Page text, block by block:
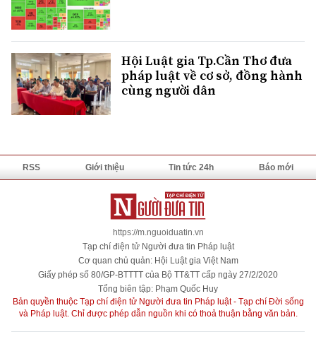
Hội Luật gia Tp.Cần Thơ đưa
pháp luật về cơ sở, đồng hành
cùng người dân
RSS Giới thiệu Tin tức 24h Báo mới
https://m.nguoiduatin.vn
Tạp chí điện tử Người đưa tin Pháp luật
Cơ quan chủ quản: Hội Luật gia Việt Nam
Giấy phép số 80/GP-BTTTT của Bộ TT&TT cấp ngày 27/2/2020
Tổng biên tập: Phạm Quốc Huy
Bản quyền thuộc Tạp chí điện tử Người đưa tin Pháp luật - Tạp chí Đời sống
và Pháp luật. Chỉ được phép dẫn nguồn khi có thoả thuận bằng văn bản.